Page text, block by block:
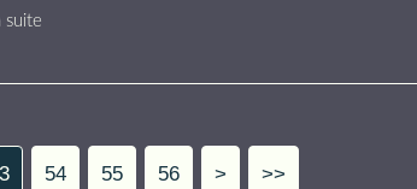
suite
54 55 56 > >>